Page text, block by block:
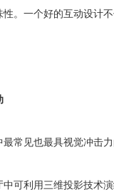
。一个好的互动设计
常见也最具视觉冲击
可利用三维投影技术